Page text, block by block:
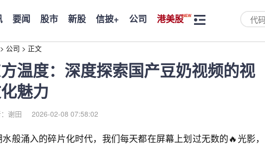
要闻 股市 新股 信披+ 公司 港美股
> 公司 > 正文
温度：深度探索国产豆奶视频的视
魅力
谢田 2026-02-08 07:58:02
般涌入的碎片化时代，我们每天都在屏幕上划过无数的🔥光影，